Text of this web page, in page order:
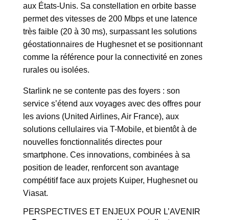
aux États-Unis. Sa constellation en orbite basse
permet des vitesses de 200 Mbps et une latence
très faible (20 à 30 ms), surpassant les solutions
géostationnaires de Hughesnet et se positionnant
comme la référence pour la connectivité en zones
rurales ou isolées.
Starlink ne se contente pas des foyers : son
service s’étend aux voyages avec des offres pour
les avions (United Airlines, Air France), aux
solutions cellulaires via T-Mobile, et bientôt à de
nouvelles fonctionnalités directes pour
smartphone. Ces innovations, combinées à sa
position de leader, renforcent son avantage
compétitif face aux projets Kuiper, Hughesnet ou
Viasat.
PERSPECTIVES ET ENJEUX POUR L’AVENIR